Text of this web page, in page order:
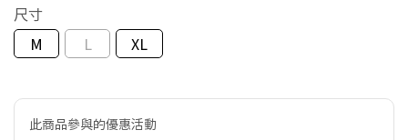
尺寸
M
L XL
此商品參與的優惠活動